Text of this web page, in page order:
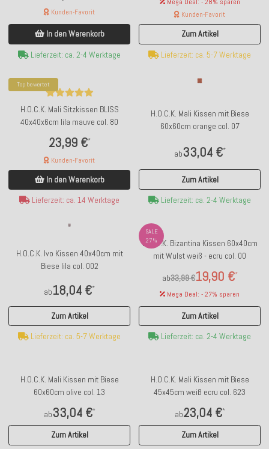
Kunden-Favorit
In den Warenkorb
Lieferzeit: ca. 2-4 Werktage
Mega Deal: - 28% sparen
Kunden-Favorit
Zum Artikel
Lieferzeit: ca. 5-7 Werktage
Top bewertet
H.O.C.K. Mali Sitzkissen BLISS
40x40x6cm lila mauve col. 80
23,99 €*
Kunden-Favorit
In den Warenkorb
Lieferzeit: ca. 14 Werktage
H.O.C.K. Mali Kissen mit Biese
60x60cm orange col. 07
ab33,04 €*
Zum Artikel
Lieferzeit: ca. 2-4 Werktage
H.O.C.K. Ivo Kissen 40x40cm mit
Biese lila col. 002
ab18,04 €*
Zum Artikel
Lieferzeit: ca. 5-7 Werktage
SALE
27%
H.O.C.K. Bizantina Kissen 60x40cm
mit Wulst weiß - ecru col. 00
ab 19,90 €*
33,99 €
Mega Deal: - 27% sparen
Zum Artikel
Lieferzeit: ca. 2-4 Werktage
H.O.C.K. Mali Kissen mit Biese
60x60cm olive col. 13
ab33,04 €*
Zum Artikel
H.O.C.K. Mali Kissen mit Biese
45x45cm weiß ecru col. 623
ab23,04 €*
Zum Artikel